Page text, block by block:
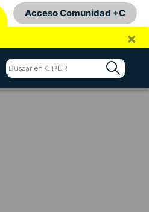
Acceso Comunidad +C
×